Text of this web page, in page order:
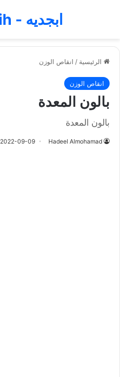
ابجديه - Abjadih
الرئيسية / انقاص الوزن
انقاص الوزن
بالون المعدة
بالون المعدة
Hadeel Almohamad
2022-09-09